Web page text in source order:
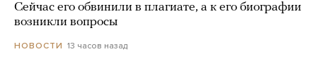
Сейчас его обвинили в плагиате, а к его биографии
возникли вопросы
НОВОСТИ 13 часов назад